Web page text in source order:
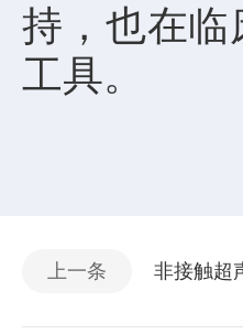
持，也在
工具。
上一条 非接触超